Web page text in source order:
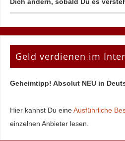
Dich ändern, sobald Du es
Geld verdienen im
Geheimtipp! Absolut NEU in
Hier kannst Du eineAusführliche
einzelnen Anbieter lesen.